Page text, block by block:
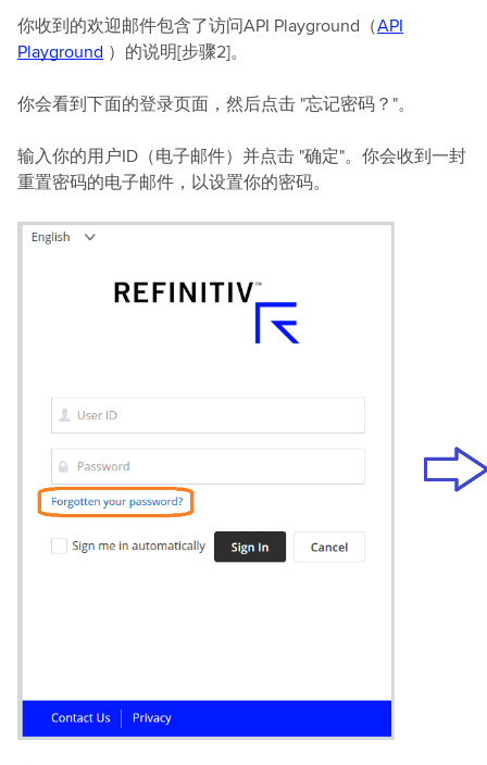
你收到的欢迎邮件包含了访问API Playground（API
Playground ）的说明[步骤2]。
你会看到下面的登录页面，然后点击 "忘记密码？"。
输入你的用户ID（电子邮件）并点击 "确定"。你会收到一封
重置密码的电子邮件，以设置你的密码。